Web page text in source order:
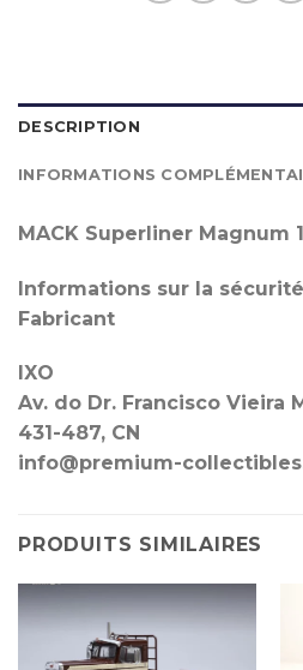
DESCRIPTION
INFORMATIONS
MACK Superliner Magnum
Informations sur la
Fabricant
IXO
Av. do Dr. Francisco Vieira
431-487, CN
info@premium-
PRODUITS SIMILAIRES